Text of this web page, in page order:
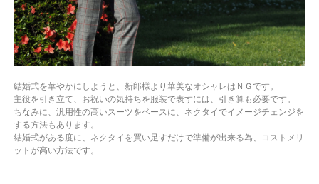
結婚式を華やかにしようと、新郎様より華美なオシャレはＮＧです。
主役を引き立て、お祝いの気持ちを服装で表すには、引き算も必要です。
ちなみに、汎用性の高いスーツをベースに、ネクタイでイメージチェンジを
する方法もあります。
結婚式がある度に、ネクタイを買い足すだけで準備が出来る為、コストメリ
ットが高い方法です。